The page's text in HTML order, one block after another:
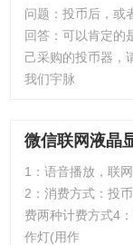
问题：投币后，或
回答：可以肯定的
己采购的投币器，
我们宇脉
微信联网液晶
1：语音播放，联
2：消费方式：投
费两种计费方式4
作灯(用作